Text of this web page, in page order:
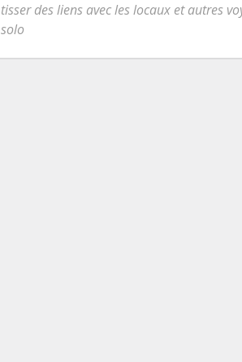
tisser des liens avec les locaux et autres
solo